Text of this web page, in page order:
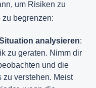
um Risiken zu
begrenzen:
analysieren:
zu geraten. Nimm dir
und die
zu verstehen. Meist